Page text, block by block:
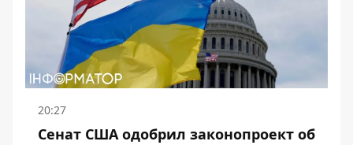
20:27
Сенат США одобрил законопроект об